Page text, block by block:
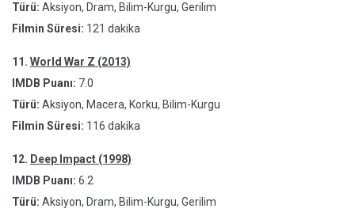
Türü: Aksiyon, Dram, Bilim-Kurgu, Gerilim
Filmin Süresi: 121 dakika
11. World War Z (2013)
IMDB Puanı: 7.0
Türü: Aksiyon, Macera, Korku, Bilim-Kurgu
Filmin Süresi: 116 dakika
12. Deep Impact (1998)
IMDB Puanı: 6.2
Türü: Aksiyon, Dram, Bilim-Kurgu, Gerilim